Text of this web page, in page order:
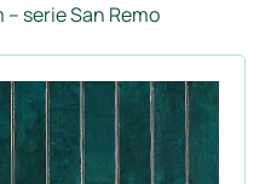
serie San Remo